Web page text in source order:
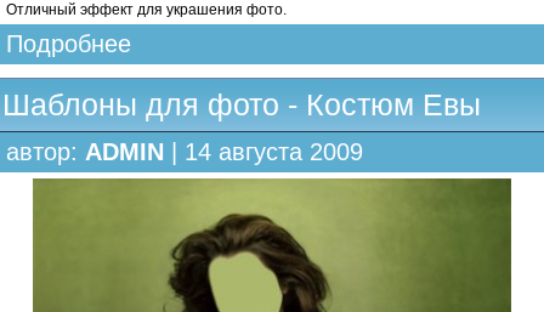
Отличный эффект для украшения фото.
Подробнее
Шаблоны для фото - Костюм Евы
автор: ADMIN | 14 августа 2009